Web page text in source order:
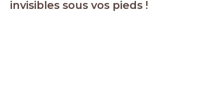
invisibles sous vos pieds !